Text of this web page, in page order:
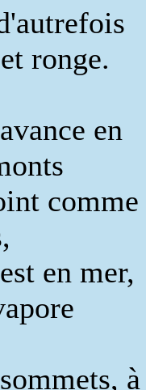
ronge.
en
comme
en mer,